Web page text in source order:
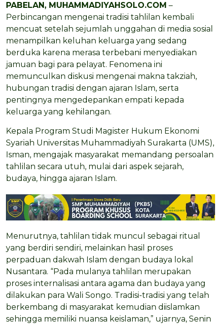
PABELAN, MUHAMMADIYAHSOLO.COM –
Perbincangan mengenai tradisi tahlilan kembali
mencuat setelah sejumlah unggahan di media sosial
menampilkan keluhan keluarga yang sedang
berduka karena merasa terbebani menyediakan
jamuan bagi para pelayat. Fenomena ini
memunculkan diskusi mengenai makna takziah,
hubungan tradisi dengan ajaran Islam, serta
pentingnya mengedepankan empati kepada
keluarga yang kehilangan.
Kepala Program Studi Magister Hukum Ekonomi
Syariah Universitas Muhammadiyah Surakarta (UMS),
Isman, mengajak masyarakat memandang persoalan
tahlilan secara utuh, mulai dari aspek sejarah,
budaya, hingga ajaran Islam.
Menurutnya, tahlilan tidak muncul sebagai ritual
yang berdiri sendiri, melainkan hasil proses
perpaduan dakwah Islam dengan budaya lokal
Nusantara. “Pada mulanya tahlilan merupakan
proses internalisasi antara agama dan budaya yang
dilakukan para Wali Songo. Tradisi-tradisi yang telah
berkembang di masyarakat kemudian diislamkan
sehingga memiliki nuansa keislaman,” ujarnya, Senin